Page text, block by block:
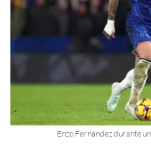
Enzo Fernández durante